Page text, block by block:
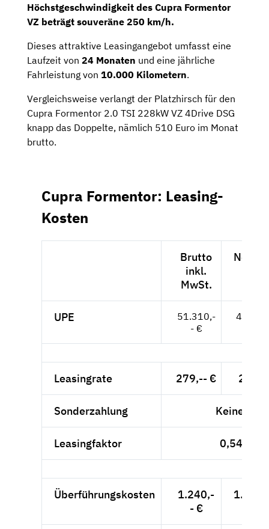
Höchstgeschwindigkeit des Cupra Formentor
VZ beträgt souveräne 250 km/h.
Dieses attraktive Leasingangebot umfasst eine
Laufzeit von 24 Monaten und eine jährliche
Fahrleistung von 10.000 Kilometern.
Vergleichsweise verlangt der Platzhirsch für den
Cupra Formentor 2.0 TSI 228kW VZ 4Drive DSG
knapp das Doppelte, nämlich 510 Euro im Monat
brutto.
Cupra Formentor: Leasing-
Kosten
Brutto
inkl.
MwSt.
Netto
UPE
51.310,-
- €
Leasingrate 279,-- €
Sonderzahlung Keine!
Leasingfaktor 0,54
Überführungskosten
1.240,-
- €